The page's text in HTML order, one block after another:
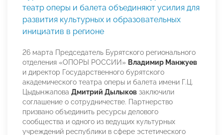
театр оперы и балета объединяют усилия для
развития культурных и образовательных
инициатив в регионе
26 марта Председатель Бурятского регионального
отделения «ОПОРЫ РОССИИ» Владимир Манжуев
и директор Государственного бурятского
академического театра оперы и балета имени Г.Ц.
Цыдынжапова Дмитрий Дылыков заключили
соглашение о сотрудничестве. Партнерство
призвано объединить ресурсы делового
сообщества и одного из ведущих культурных
учреждений республики в сфере эстетического